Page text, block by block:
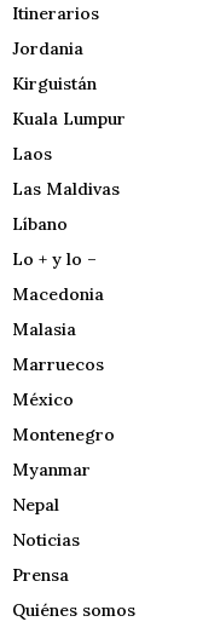
Itinerarios
Jordania
Kirguistán
Kuala Lumpur
Laos
Las Maldivas
Líbano
Lo + y lo –
Macedonia
Malasia
Marruecos
México
Montenegro
Myanmar
Nepal
Noticias
Prensa
Quiénes somos